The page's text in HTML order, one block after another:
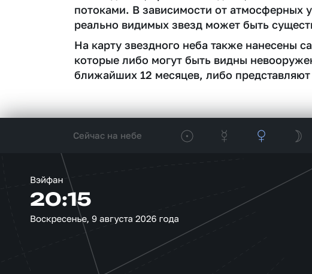
потоками. В зависимости от атмосферных
реально видимых звезд может быть
На карту звездного неба также нанесены
которые либо могут быть видны
ближайших 12 месяцев, либо
Сейчас на небе